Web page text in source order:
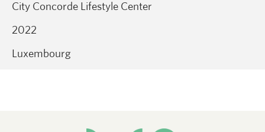
City Concorde Lifestyle Center
2022
Luxembourg